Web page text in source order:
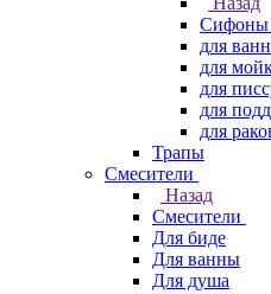
Сифоны
для
для
для
для
для
Трапы
Смесители
Назад
Смесители
Для биде
Для ванны
Для душа